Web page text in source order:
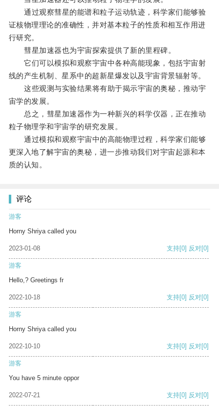
通过观察彗星的能谱和粒子运动轨迹，科学家们能够验
证核物理理论的准确性，并对基本粒子的性质和相互作用进
行研究。
彗星加速器也为宇宙探索提供了新的里程碑。
它们可以模拟和观察宇宙中各种高能现象，包括宇宙射
线的产生机制、星系中的超新星爆发以及宇宙背景辐射等。
这些观测与实验结果将有助于揭示宇宙的奥秘，推动宇
宙学的发展。
总之，彗星加速器作为一种新兴的科学仪器，正在推动
粒子物理学和宇宙学的研究发展。
通过模拟和观察宇宙中的高能物理过程，科学家们能够
更深入地了解宇宙的奥秘，进一步推动我们对宇宙起源和本
质的认知。
评论
游客
Horny Shriya called you
2023-01-08 支持[0] 反对[0]
游客
Hello,? Greetings fr
2022-10-18 支持[0] 反对[0]
游客
Horny Shriya called you
2022-10-10 支持[0] 反对[0]
游客
You have 5 minute oppor
2022-07-21 支持[0] 反对[0]